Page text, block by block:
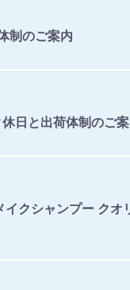
制のご案内
日と出荷体制のご
イクシャンプー ク